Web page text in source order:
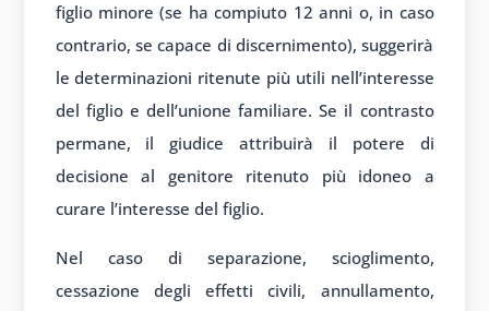
figlio minore (se ha compiuto 12 anni o, in caso
contrario, se capace di discernimento), suggerirà
le determinazioni ritenute più utili nell’interesse
del figlio e dell’unione familiare. Se il contrasto
permane, il giudice attribuirà il potere di
decisione al genitore ritenuto più idoneo a
curare l’interesse del figlio.
Nel caso di separazione, scioglimento,
cessazione degli effetti civili, annullamento,